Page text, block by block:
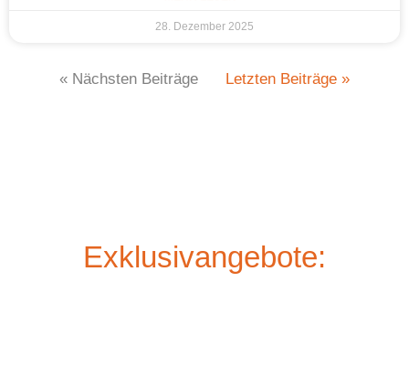
28. Dezember 2025
« Nächsten Beiträge Letzten Beiträge »
Exklusivangebote: